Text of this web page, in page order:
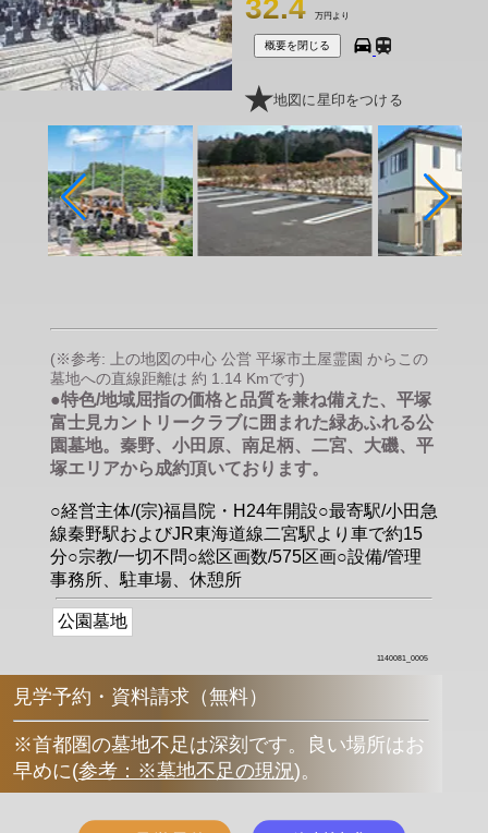
32.4 万円より
概要を閉じる
地図に星印をつける
(※参考: 上の地図の中心 公営 平塚市土屋霊園 からこの
墓地への直線距離は 約 1.14 Kmです)
●特色/地域屈指の価格と品質を兼ね備えた、平塚
富士見カントリークラブに囲まれた緑あふれる公
園墓地。秦野、小田原、南足柄、二宮、大磯、平
塚エリアから成約頂いております。
○経営主体/(宗)福昌院・H24年開設○最寄駅/小田急
線秦野駅およびJR東海道線二宮駅より車で約15
分○宗教/一切不問○総区画数/575区画○設備/管理
事務所、駐車場、休憩所
公園墓地
1140081_0005
見学予約・資料請求（無料）
※首都圏の墓地不足は深刻です。良い場所はお
早めに(参考：※墓地不足の現況)。